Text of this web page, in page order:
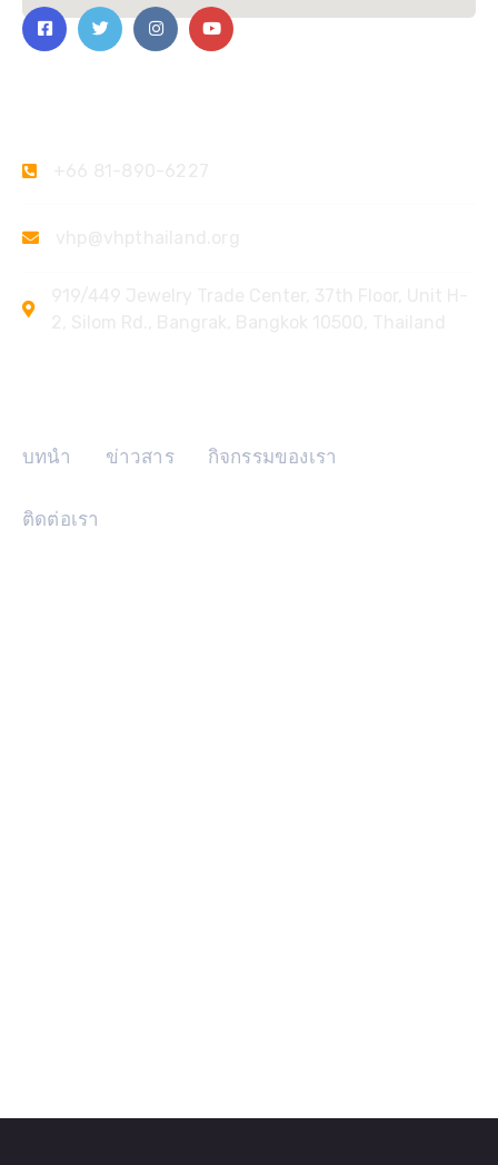
บทนำ ข่าวสาร กิจกรรมของเรา
ติดต่อเรา